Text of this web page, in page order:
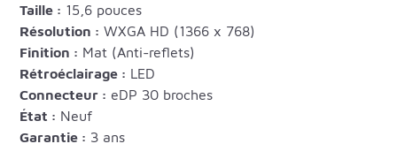
Taille : 15,6 pouces
Résolution : WXGA HD (1366 x 768)
Finition : Mat (Anti-reflets)
Rétroéclairage : LED
Connecteur : eDP 30 broches
État : Neuf
Garantie : 3 ans